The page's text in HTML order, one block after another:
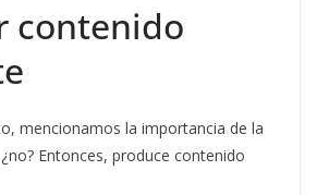
contenido
mencionamos la importancia de la
Entonces, produce contenido